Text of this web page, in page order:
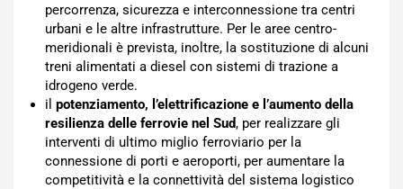
percorrenza, sicurezza e interconnessione tra centri
urbani e le altre infrastrutture. Per le aree centro-
meridionali è prevista, inoltre, la sostituzione di alcuni
treni alimentati a diesel con sistemi di trazione a
idrogeno verde.
il potenziamento, l’elettrificazione e l’aumento della
resilienza delle ferrovie nel Sud, per realizzare gli
interventi di ultimo miglio ferroviario per la
connessione di porti e aeroporti, per aumentare la
competitività e la connettività del sistema logistico